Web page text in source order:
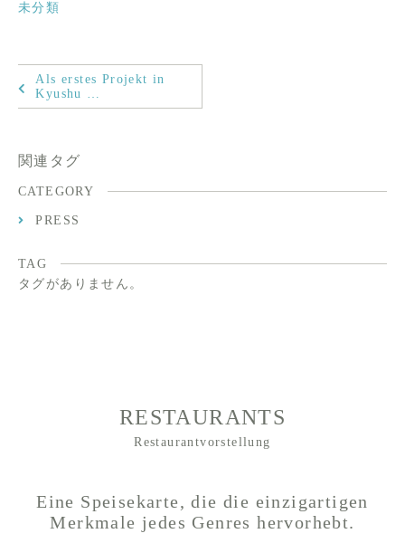
未分類
Als erstes Projekt in
Kyushu …
関連タグ
CATEGORY
PRESS
TAG
タグがありません。
RESTAURANTS
Restaurantvorstellung
Eine Speisekarte, die die einzigartigen
Merkmale jedes Genres hervorhebt.